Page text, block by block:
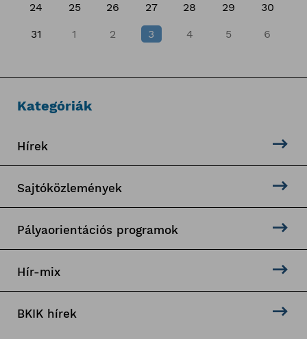
24 25 26 27 28 29 30
31 1 2 3 4 5 6
Kategóriák
Hírek
Sajtóközlemények
Pályaorientációs programok
Hír-mix
BKIK hírek